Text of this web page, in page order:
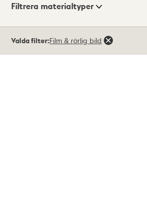
Visningsläge
Filtrera materialtyper
träffar
Valda filter:Film & rörlig bild